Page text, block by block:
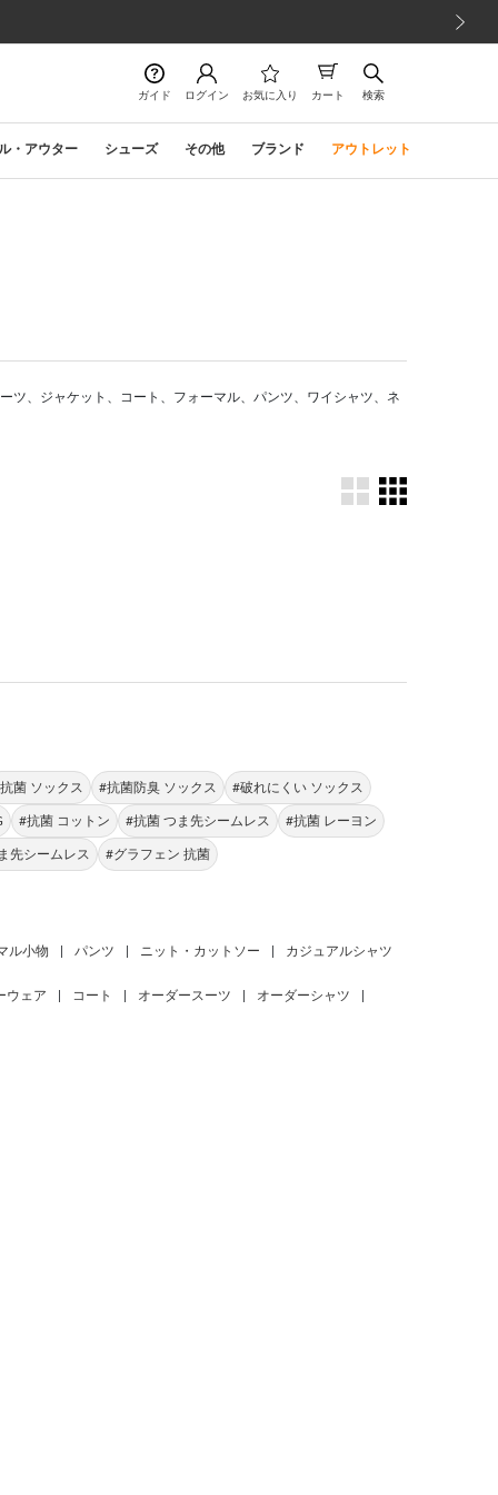
ガイド ログイン お気に入り カート 検索
・アウター シューズ その他 ブランド アウトレット
ツ、ジャケット、コート、フォーマル、パンツ、ワイシャツ、ネ
菌 ソックス #抗菌防臭 ソックス #破れにくい ソックス
#抗菌 コットン #抗菌 つま先シームレス #抗菌 レーヨン
先シームレス #グラフェン 抗菌
ル小物 パンツ ニット・カットソー カジュアルシャツ
ウェア コート オーダースーツ オーダーシャツ